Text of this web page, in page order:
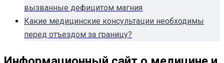
вызванные дефицитом магния
Какие медицинские консультации необходимы
перед отъездом за границу?